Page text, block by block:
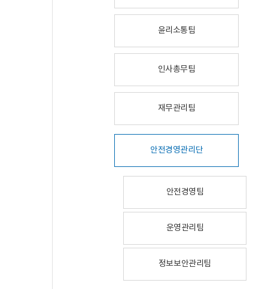
윤리소통팀
인사총무팀
재무관리팀
안전경영관리단
안전경영팀
운영관리팀
정보보안관리팀